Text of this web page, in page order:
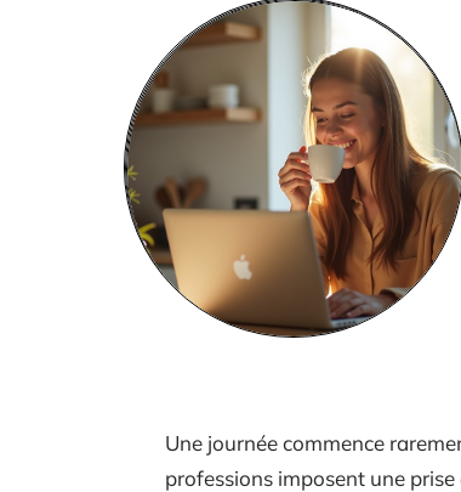
Une journée commence
professions imposent une prise